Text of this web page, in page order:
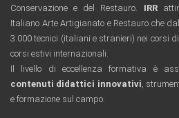
Conservazione e del Restauro. IRR
Italiano Arte Artigianato e Restauro che
3.000 tecnici (italiani e stranieri) nei corsi
corsi estivi internazionali.
Il livello di eccellenza formativa è
contenuti didattici innovativi,
e formazione sul campo.